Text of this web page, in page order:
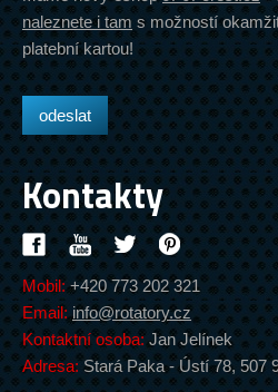
naleznete i tam s možností
platební kartou!
Kontakty
Mobil:+420 773 202 321
Email: info@rotatory.cz
Kontaktní osoba:Jan Jelínek
Adresa: Stará Paka - Ústí 78, 507